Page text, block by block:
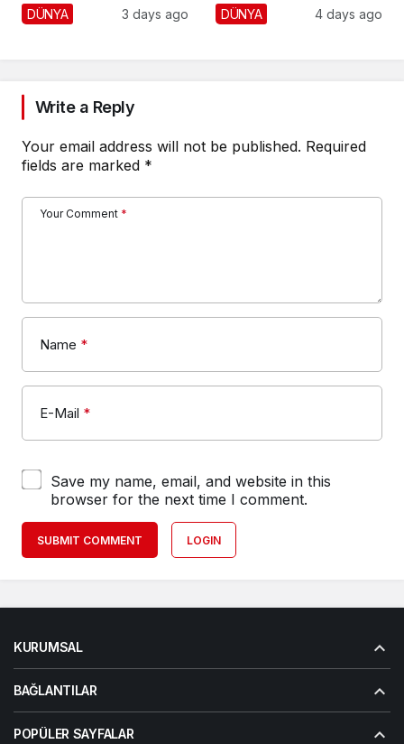
DÜNYA 3 days ago
Fena Yerden Aldı
DÜNYA 4 days ago
Write a Reply
Your email address will not be published. Required
fields are marked *
Your Comment *
Name *
E-Mail *
Save my name, email, and website in this
browser for the next time I comment.
SUBMIT COMMENT LOGIN
KURUMSAL
BAĞLANTILAR
POPÜLER SAYFALAR